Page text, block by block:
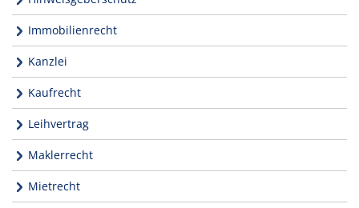
Immobilienrecht
Kanzlei
Kaufrecht
Leihvertrag
Maklerrecht
Mietrecht